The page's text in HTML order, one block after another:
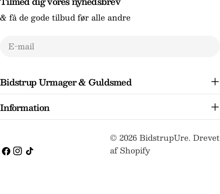
Bidstrup Urmager & Guldsmed
Information
& få de gode tilbud før alle andre
E-
Facebook
Instagram
TikTok
© 2026BidstrupUre. Drevet
af Shopify
Betalingsmetoder